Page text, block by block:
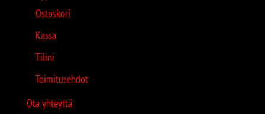
Ostoskori
Kassa
Tilini
Toimitusehdot
Ota yhteyttä